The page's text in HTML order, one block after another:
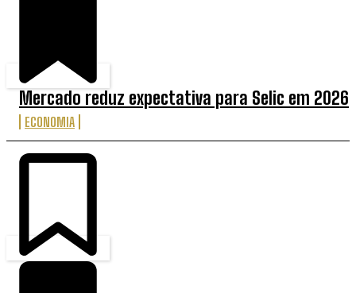
Mercado reduz expectativa para Selic em 2026
ECONOMIA